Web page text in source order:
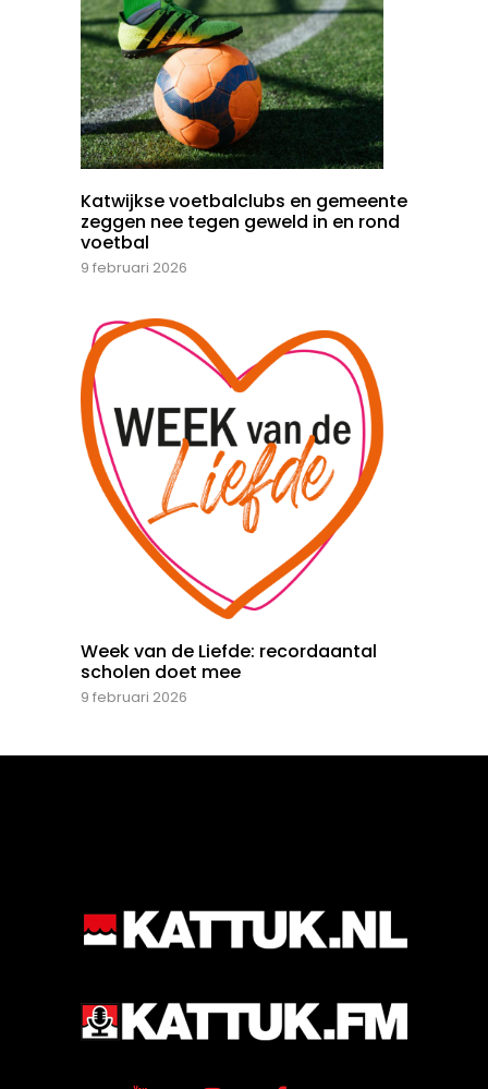
Katwijkse voetbalclubs en gemeente
zeggen nee tegen geweld in en rond
voetbal
9 februari 2026
Week van de Liefde: recordaantal
scholen doet mee
9 februari 2026